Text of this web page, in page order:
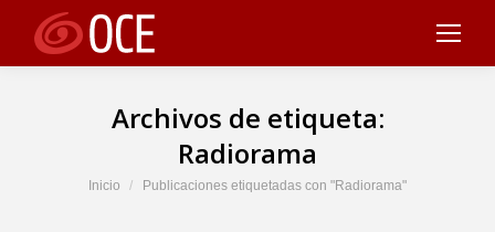
Archivos de etiqueta:
Radiorama
Estás aquí:
Inicio Publicaciones etiquetadas con "Radiorama"